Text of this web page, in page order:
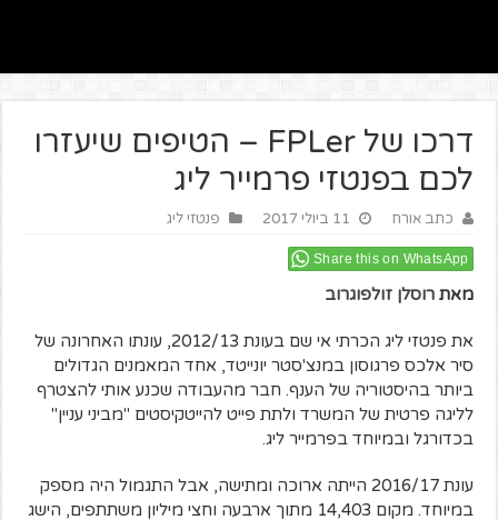
דרכו של FPLer – הטיפים שיעזרו
לכם בפנטזי פרמייר ליג
כתב אורח 11 ביולי 2017 פנטזי ליג
Share this on WhatsApp
מאתרוסלן זולפוגרוב
את פנטזי ליג הכרתי אי שם בעונת 2012/13, עונתו האחרונה של
סיר אלכס פרגוסון במנצ'סטר יונייטד, אחד המאמנים הגדולים
ביותר בהיסטוריה של הענף. חבר מהעבודה שכנע אותי להצטרף
לליגה פרטית של המשרד ולתת פייט להייטקיסטים "מביני עניין"
בכדורגל ובמיוחד בפרמייר ליג.
עונת 2016/17 הייתה ארוכה ומתישה, אבל התגמול היה מספק
במיוחד. מקום 14,403 מתוך ארבעה וחצי מיליון משתתפים, הישג